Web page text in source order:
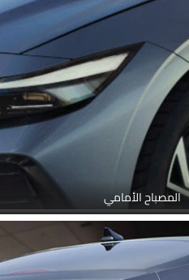
المصباح الأمامي